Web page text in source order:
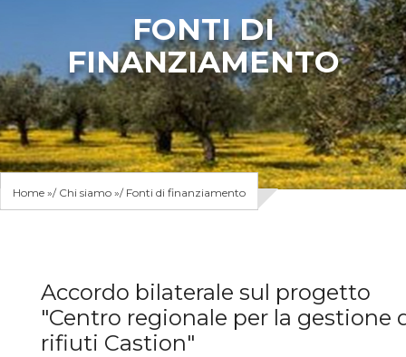
FONTI DI
FINANZIAMENTO
Home » Chi siamo » Fonti di finanziamento
Accordo bilaterale sul progetto
"Centro regionale per la gestione
rifiuti Castion"